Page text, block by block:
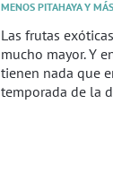
MENOS PITAHAYA Y
Las frutas
mucho mayor. Y
tienen nada que
temporada de la